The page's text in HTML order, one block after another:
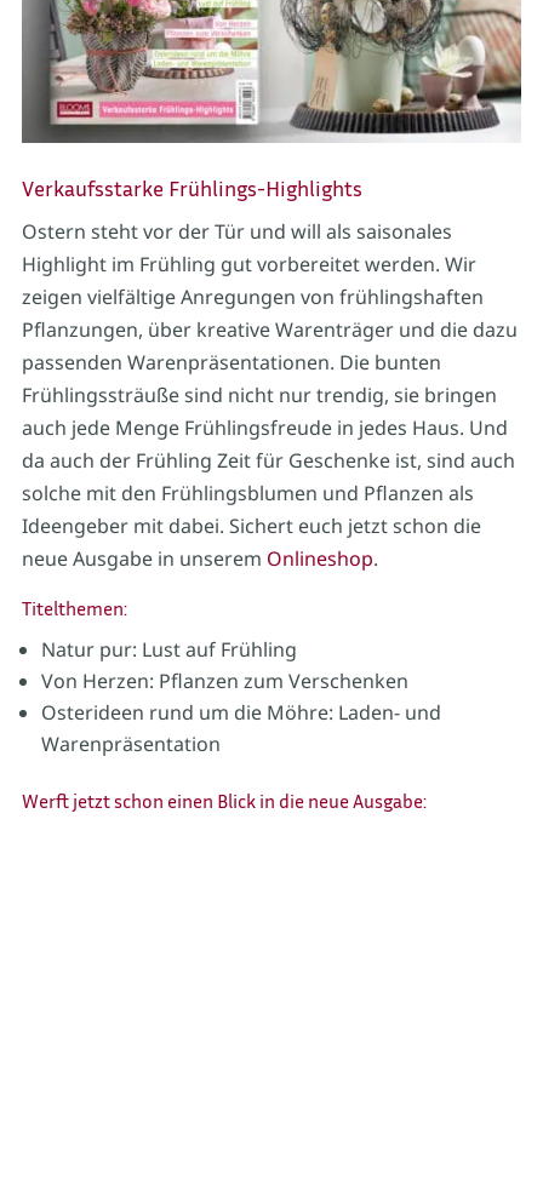
Verkaufsstarke Frühlings-Highlights
Ostern steht vor der Tür und will als saisonales
Highlight im Frühling gut vorbereitet werden. Wir
zeigen vielfältige Anregungen von frühlingshaften
Pflanzungen, über kreative Warenträger und die dazu
passenden Warenpräsentationen. Die bunten
Frühlingssträuße sind nicht nur trendig, sie bringen
auch jede Menge Frühlingsfreude in jedes Haus. Und
da auch der Frühling Zeit für Geschenke ist, sind auch
solche mit den Frühlingsblumen und Pflanzen als
Ideengeber mit dabei. Sichert euch jetzt schon die
neue Ausgabe in unserem Onlineshop.
Titelthemen:
Natur pur: Lust auf Frühling
Von Herzen: Pflanzen zum Verschenken
Osterideen rund um die Möhre: Laden- und
Warenpräsentation
Werft jetzt schon einen Blick in die neue Ausgabe: